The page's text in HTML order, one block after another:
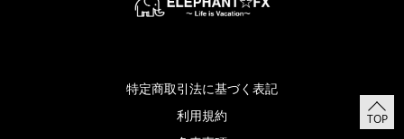
特定商取引法に基づく表記
利用規約
TOP